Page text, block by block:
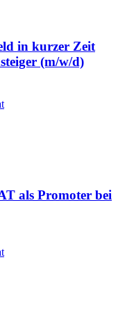
in kurzer Zeit
(m/w/d)
als Promoter bei